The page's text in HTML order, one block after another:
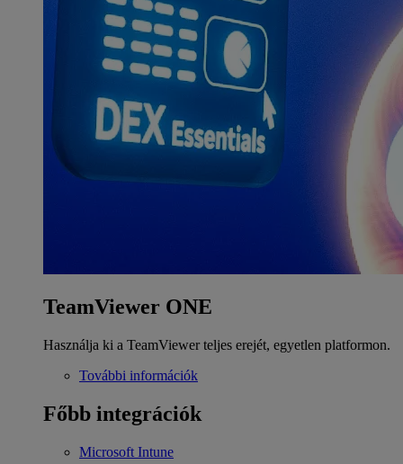
TeamViewer ONE
Használja ki a TeamViewer teljes erejét, egyetlen platformon.
További információk
Főbb integrációk
Microsoft Intune